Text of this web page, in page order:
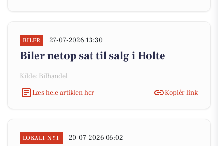
BILER 27-07-2026 13:30
Biler netop sat til salg i Holte
Kilde: Bilhandel
Læs hele artiklen her
Kopiér link
LOKALT NYT 20-07-2026 06:02